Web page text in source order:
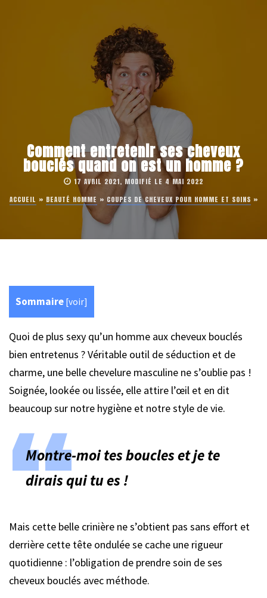
Comment entretenir ses cheveux
bouclés quand on est un homme ?
17 AVRIL 2021, MODIFIÉ LE 4 MAI 2022
ACCUEIL » BEAUTÉ HOMME » COUPES DE CHEVEUX POUR HOMME ET SOINS »
Sommaire [voir]
Quoi de plus sexy qu’un homme aux cheveux bouclés
bien entretenus ? Véritable outil de séduction et de
charme, une belle chevelure masculine ne s’oublie pas !
Soignée, lookée ou lissée, elle attire l’œil et en dit
beaucoup sur notre hygiène et notre style de vie.
Montre-moi tes boucles et je te
dirais qui tu es !
Mais cette belle crinière ne s’obtient pas sans effort et
derrière cette tête ondulée se cache une rigueur
quotidienne : l’obligation de prendre soin de ses
cheveux bouclés avec méthode.